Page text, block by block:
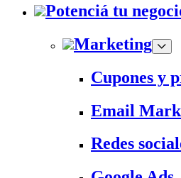
Potenciá tu
Marketing
Cupones y
Email
Redes